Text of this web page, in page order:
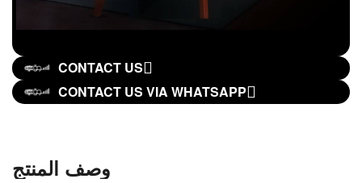
CONTACT US
CONTACT US VIA WHATSAPP
وصف المنتج